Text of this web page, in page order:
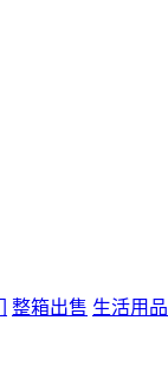
整箱出售 生活用品